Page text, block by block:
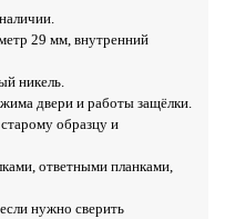
29 мм, внутренний
никель.
двери и работы защёлки.
образцу и
ответными планками,
нужно сверить